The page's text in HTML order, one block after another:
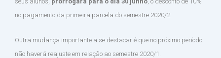
no pagamento da primeira parcela do semestre 2020/2.
Outra mudança importante a se destacar é que no próximo período
não haverá reajuste em relação ao semestre 2020/1.